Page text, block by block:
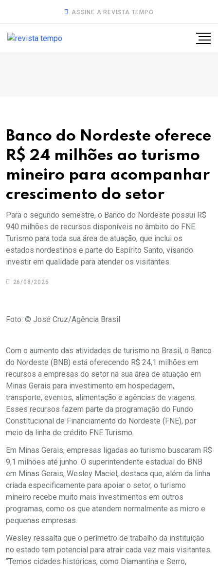
ASSINE A REVISTA TEMPO
Banco do Nordeste oferece
R$ 24 milhões ao turismo
mineiro para acompanhar
crescimento do setor
Para o segundo semestre, o Banco do Nordeste possui R$
940 milhões de recursos disponíveis no âmbito do FNE
Turismo para toda sua área de atuação, que inclui os
estados nordestinos e parte do Espírito Santo, visando
investir em qualidade para atender os visitantes.
26/08/2025
Foto: © José Cruz/Agência Brasil
Com o aumento das atividades de turismo no Brasil, o Banco
do Nordeste (BNB) está oferecendo R$ 24,1 milhões em
recursos a empresas do setor na sua área de atuação em
Minas Gerais para investimento em hospedagem,
transporte, eventos, alimentação e agências de viagens.
Esses recursos fazem parte da programação do Fundo
Constitucional de Financiamento do Nordeste (FNE), por
meio da linha de crédito FNE Turismo.
Em Minas Gerais, empresas ligadas ao turismo buscaram R$
9,1 milhões até junho. O superintendente estadual do BNB
em Minas Gerais, Wesley Maciel, destaca que, além da linha
criada especificamente para apoiar o setor, o turismo
mineiro recebe muito mais investimentos em outros
programas, como os que atendem normalmente as micro e
pequenas empresas.
Wesley ressalta que o perímetro de trabalho da instituição
no estado tem potencial para atrair cada vez mais visitantes.
“Temos cidades históricas, como Diamantina e Serro,